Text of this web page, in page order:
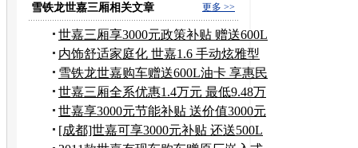
更多 >>
雪铁龙世嘉三厢相关文章
世嘉三厢享3000元政策补贴 赠送600L
油卡
内饰舒适家庭化 世嘉1.6 手动炫雅型
雪铁龙世嘉购车赠送600L油卡 享惠民
补贴
世嘉三厢全系优惠1.4万元 最低9.48万
元
世嘉享3000元节能补贴 送价值3000元
油卡
[成都]世嘉可享3000元补贴 还送500L